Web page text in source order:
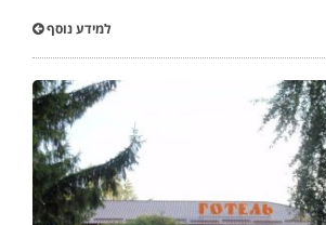
למידע נוסף